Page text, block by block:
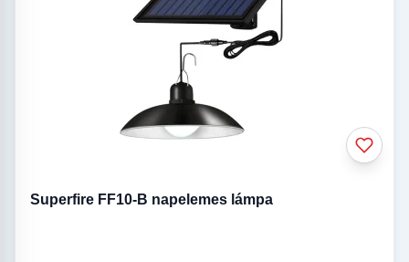
Superfire FF10-B napelemes lámpa